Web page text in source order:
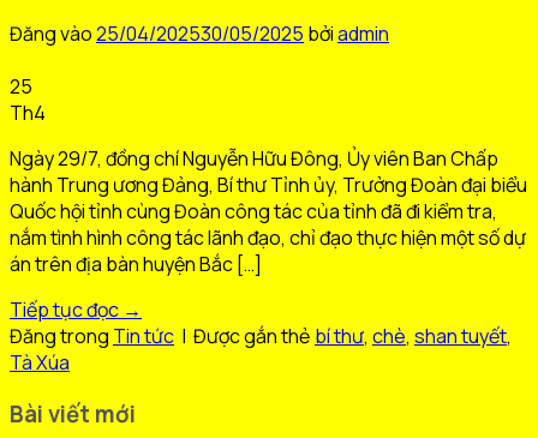
Đăng vào25/04/202530/05/2025 bởiadmin
25
Th4
Ngày 29/7, đồng chí Nguyễn Hữu Đông, Ủy viên Ban Chấp
hành Trung ương Đảng, Bí thư Tỉnh ủy, Trưởng Đoàn đại biểu
Quốc hội tỉnh cùng Đoàn công tác của tỉnh đã đi kiểm tra,
nắm tình hình công tác lãnh đạo, chỉ đạo thực hiện một số dự
án trên địa bàn huyện Bắc […]
Tiếp tục đọc →
Đăng trong Tin tức | Được gắn thẻ bí thư, chè, shan tuyết,
Tà Xúa
Bài viết mới